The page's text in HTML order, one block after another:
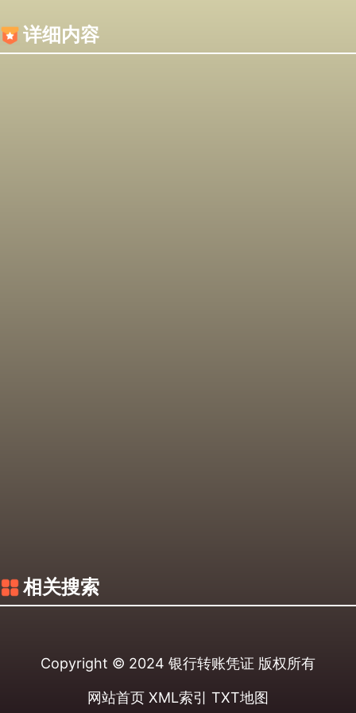
详细内容
相关搜索
Copyright © 2024 银行转账凭证 版权所有
网站首页 XML索引 TXT地图